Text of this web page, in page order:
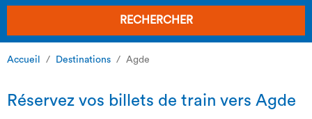
RECHERCHER
Accueil Destinations Agde
Réservez vos billets de train vers Agde